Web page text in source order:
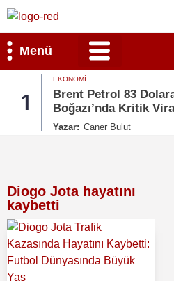
Menü
1
EKONOMI
Brent Petrol 83
Boğazı’nda Kritik
Yazar: Caner Bulut
Diogo Jota hayatını
kaybetti